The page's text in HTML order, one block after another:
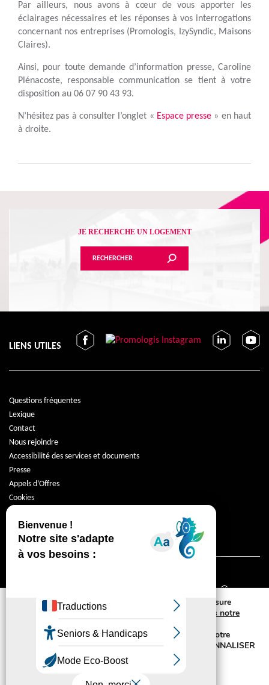
Par ailleurs, nous avons à cœur de vous apporter les
éclairages nécessaires et les réponses à vos interrogations
concernant nos entreprises (Promologis, IzySyndic, Maisons
Claires).
Ainsi, pour toute demande d’information presse, Caroline
Plénacoste, responsable communication se tient à votre
disposition au 06 07 90 43 93.
N’hésitez pas à consulter l’onglet « Espace presse » en haut
à droite.
JE RECHERCHE UN LOGEMENT
RECHERCHER
LIENS UTILES
Questions fréquentes
Lexique
Contact
Nous rejoindre
Accessibilité des services et documents
Presse
Appels d’Offres
Cookies
Mentions légales
© Promologis 2026
Nous utilisons des cookies de fonctionnement, de mesure
d’audience et de réseaux sociaux comme précisé
dans notre
politique de gestion des cookies.
Vous disposez également de la possibilité de retirer votre
consentement à tout moment en cliquant sur PERSONNALISER
MES CHOIX DE COOKIES.
TOUT REFUSER